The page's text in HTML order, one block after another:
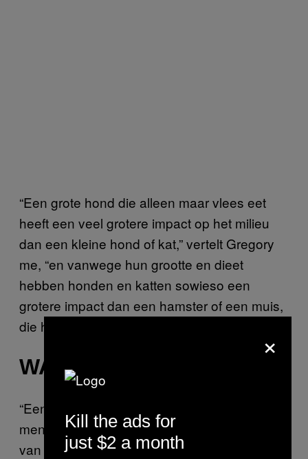
“Een grote hond die alleen maar vlees eet
heeft een veel grotere impact op het milieu
dan een kleine hond of kat,” vertelt Gregory
me, “en vanwege hun grootte en dieet
hebben honden en katten sowieso een
grotere impact dan een hamster of een muis,
die herbivoor zijn.”
WAT IS DE OPLOSSING?
“Een van de belangrijkste keuzes die
mensen kunnen maken omtrent de voeding
van hun huisdieren is om ze een minder
×
Kill the ads for
just $2 a month